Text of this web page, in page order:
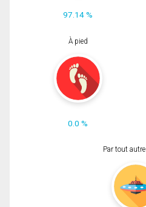
97.14 %
À pied
0.0 %
Par tout